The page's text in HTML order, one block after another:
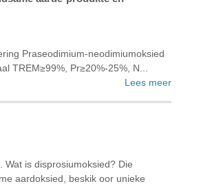
Praseodimium-neodimiumoksied
TREM≥99%, Pr≥20%-25%, N...
Lees meer
is disprosiumoksied? Die
aardoksied, beskik oor unieke